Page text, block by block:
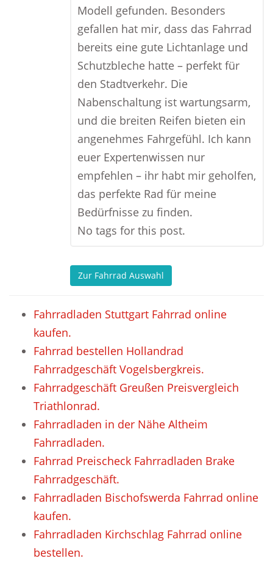
Modell gefunden. Besonders
gefallen hat mir, dass das Fahrrad
bereits eine gute Lichtanlage und
Schutzbleche hatte – perfekt für
den Stadtverkehr. Die
Nabenschaltung ist wartungsarm,
und die breiten Reifen bieten ein
angenehmes Fahrgefühl. Ich kann
euer Expertenwissen nur
empfehlen – ihr habt mir geholfen,
das perfekte Rad für meine
Bedürfnisse zu finden.
No tags for this post.
Zur Fahrrad Auswahl
Fahrradladen Stuttgart Fahrrad online
kaufen.
Fahrrad bestellen Hollandrad
Fahrradgeschäft Vogelsbergkreis.
Fahrradgeschäft Greußen Preisvergleich
Triathlonrad.
Fahrradladen in der Nähe Altheim
Fahrradladen.
Fahrrad Preischeck Fahrradladen Brake
Fahrradgeschäft.
Fahrradladen Bischofswerda Fahrrad online
kaufen.
Fahrradladen Kirchschlag Fahrrad online
bestellen.